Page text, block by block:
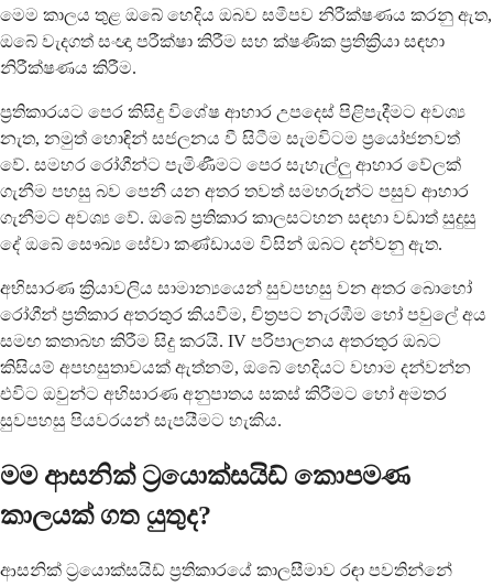
මෙම කාලය තුළ ඔබේ හෙදිය ඔබව සමීපව නිරීක්ෂණය කරනු ඇත,
ඔබේ වැදගත් සංඥා පරීක්ෂා කිරීම සහ ක්ෂණික ප්‍රතික්‍රියා සඳහා
නිරීක්ෂණය කිරීම.
ප්‍රතිකාරයට පෙර කිසිදු විශේෂ ආහාර උපදෙස් පිළිපැදීමට අවශ්‍ය
නැත, නමුත් හොඳින් සජලනය වී සිටීම සැමවිටම ප්‍රයෝජනවත්
වේ. සමහර රෝගීන්ට පැමිණීමට පෙර සැහැල්ලු ආහාර වේලක්
ගැනීම පහසු බව පෙනී යන අතර තවත් සමහරුන්ට පසුව ආහාර
ගැනීමට අවශ්‍ය වේ. ඔබේ ප්‍රතිකාර කාලසටහන සඳහා වඩාත් සුදුසු
දේ ඔබේ සෞඛ්‍ය සේවා කණ්ඩායම විසින් ඔබට දන්වනු ඇත.
අභිසාරණ ක්‍රියාවලිය සාමාන්‍යයෙන් සුවපහසු වන අතර බොහෝ
රෝගීන් ප්‍රතිකාර අතරතුර කියවීම, චිත්‍රපට නැරඹීම හෝ පවුලේ අය
සමඟ කතාබහ කිරීම සිදු කරයි. IV පරිපාලනය අතරතුර ඔබට
කිසියම් අපහසුතාවයක් ඇත්නම්, ඔබේ හෙදියට වහාම දන්වන්න
එවිට ඔවුන්ට අභිසාරණ අනුපාතය සකස් කිරීමට හෝ අමතර
සුවපහසු පියවරයන් සැපයීමට හැකිය.
මම ආසනික් ට්‍රයොක්සයිඩ් කොපමණ
කාලයක් ගත යුතුද?
ආසනික් ට්‍රයොක්සයිඩ් ප්‍රතිකාරයේ කාලසීමාව රඳා පවතින්නේ